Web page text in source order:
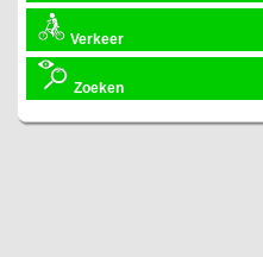
Verkeer
Zoeken